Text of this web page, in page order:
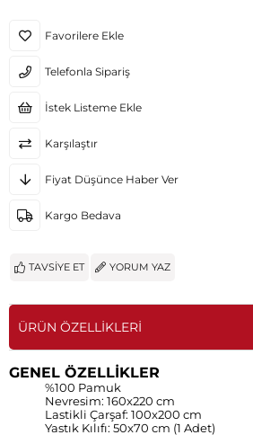
Favorilere Ekle
Telefonla Sipariş
İstek Listeme Ekle
Karşılaştır
Fiyat Düşünce Haber Ver
Kargo Bedava
TAVSIYE ET YORUM YAZ
ÜRÜN ÖZELLIKLERI
GENEL ÖZELLİKLER
%100 Pamuk
Nevresim: 160x220 cm
Lastikli Çarşaf: 100x200 cm
Yastık Kılıfı: 50x70 cm (1 Adet)